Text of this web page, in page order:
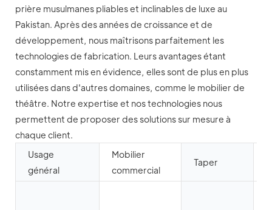
prière musulmanes pliables et inclinables de luxe au
Pakistan. Après des années de croissance et de
développement, nous maîtrisons parfaitement les
technologies de fabrication. Leurs avantages étant
constamment mis en évidence, elles sont de plus en plus
utilisées dans d'autres domaines, comme le mobilier de
théâtre. Notre expertise et nos technologies nous
permettent de proposer des solutions sur mesure à
chaque client.
Usage
général
Mobilier
commercial
Taper